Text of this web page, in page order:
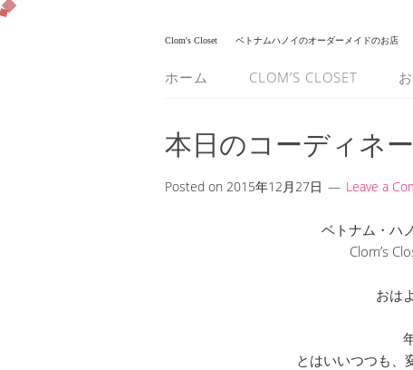
Clom's Closet ベトナムハノイのオーダーメイドのお店
ホーム CLOM’S CLOSET
本日のコーディネ
Posted on 2015年12月27日 Leave a
ベトナム・ハ
Clom’s
おは
とはいいつつも、